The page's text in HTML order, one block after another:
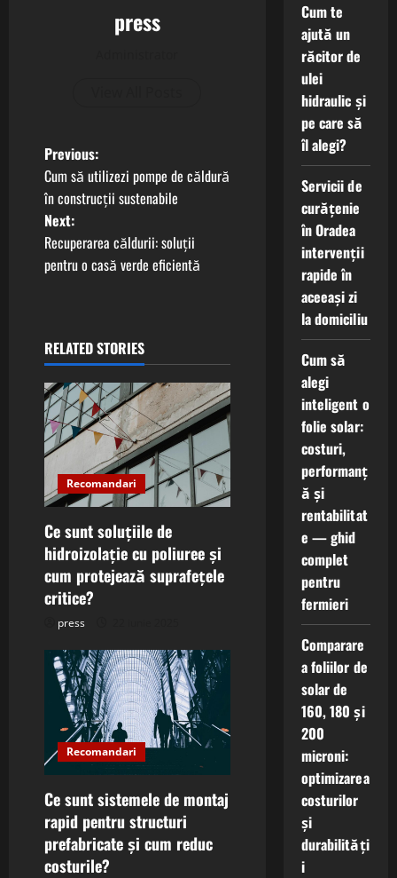
press
P
o
s
t
a
v
i
g
a
t
i
o
n
Previous:
Cum să utilizezi pompe de căldură
în construcții sustenabile
Next:
Recuperarea căldurii: soluții
pentru o casă verde eficientă
RELATED STORIES
Recomandari
Ce sunt soluțiile de
hidroizolație cu poliuree și
cum protejează suprafețele
critice?
press
Recomandari
Ce sunt sistemele de montaj
rapid pentru structuri
prefabricate și cum reduc
costurile?
Cum te
ajută un
răcitor de
ulei
hidraulic și
pe care să
îl alegi?
Servicii de
curățenie
în Oradea
intervenții
rapide în
aceeași zi
la domiciliu
Cum să
alegi
inteligent o
folie solar:
costuri,
performanț
ă și
rentabilitat
e — ghid
complet
pentru
fermieri
Comparare
a foliilor de
solar de
160, 180 și
200
microni:
optimizarea
costurilor
și
durabilități
i